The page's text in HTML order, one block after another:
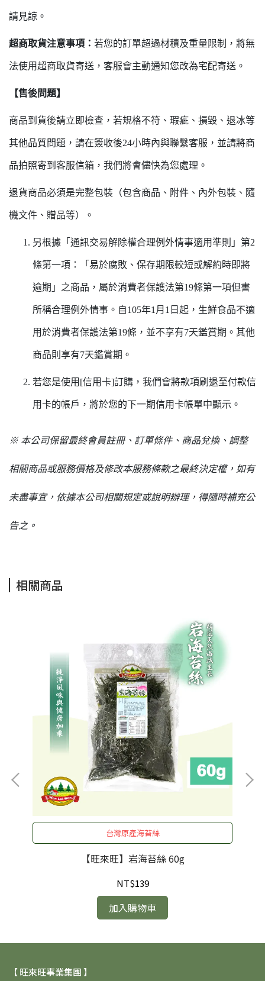
請見諒。
超商取貨注意事項： 若您的訂單超過材積及重量限制，將無
法使用超商取貨寄送，客服會主動通知您改為宅配寄送。
【售後問題】
商品到貨後請立即檢查，若規格不符、瑕疵、損毀、退冰等
其他品質問題，請在簽收後24小時內與聯繫客服，並請將商
品拍照寄到客服信箱，我們將會儘快為您處理。
退貨商品必須是完整包裝（包含商品、附件、內外包裝、隨
機文件、贈品等）。
另根據「通訊交易解除權合理例外情事適用準則」第2
條第一項：「易於腐敗、保存期限較短或解約時即將
逾期」之商品，屬於消費者保護法第19條第一項但書
所稱合理例外情事。自105年1月1日起，生鮮食品不適
用於消費者保護法第19條，並不享有7天鑑賞期。其他
商品則享有7天鑑賞期。
若您是使用[信用卡]訂購，我們會將款項刷退至付款信
用卡的帳戶，將於您的下一期信用卡帳單中顯示。
※ 本公司保留最終會員註冊、訂單條件、商品兌換、調整
相關商品或服務價格及修改本服務條款之最終決定權，如有
未盡事宜，依據本公司相關規定或說明辦理，得隨時補充公
告之。
相關商品
台灣原產海苔絲
【旺來旺】岩海苔絲 60g
NT$139
加入購物車
【 旺來旺事業集團 】